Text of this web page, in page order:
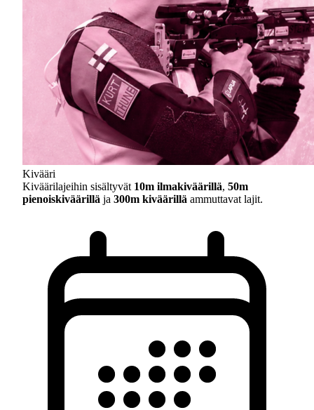
Kivääri
Kiväärilajeihin sisältyvät 10m ilmakiväärillä, 50m
pienoiskiväärillä ja 300m kiväärillä ammuttavat lajit.